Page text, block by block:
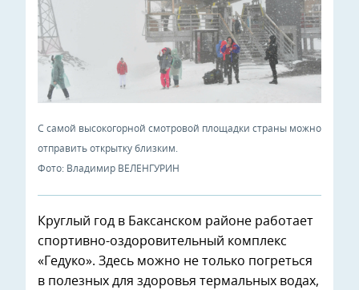
С самой высокогорной смотровой площадки страны можно
отправить открытку близким.
Фото: Владимир ВЕЛЕНГУРИН
Круглый год в Баксанском районе работает
спортивно-оздоровительный комплекс
«Гедуко». Здесь можно не только погреться
в полезных для здоровья термальных водах,